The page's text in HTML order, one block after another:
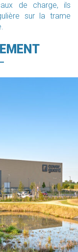
de charge, ils
sur la trame